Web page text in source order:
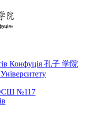
Конфуція 孔子 学院
ОСШ №117